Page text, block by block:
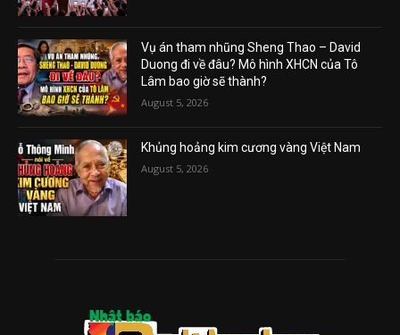
Vụ án tham nhũng Sheng Thao – David
Duong đi về đâu? Mô hình XHCN của Tô
Lâm bao giờ sẽ thành?
August 5, 2026
Khủng hoảng kim cương vàng Việt Nam
August 5, 2026